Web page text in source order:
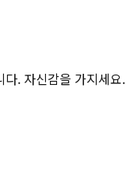
. 자신감을 가지세요.